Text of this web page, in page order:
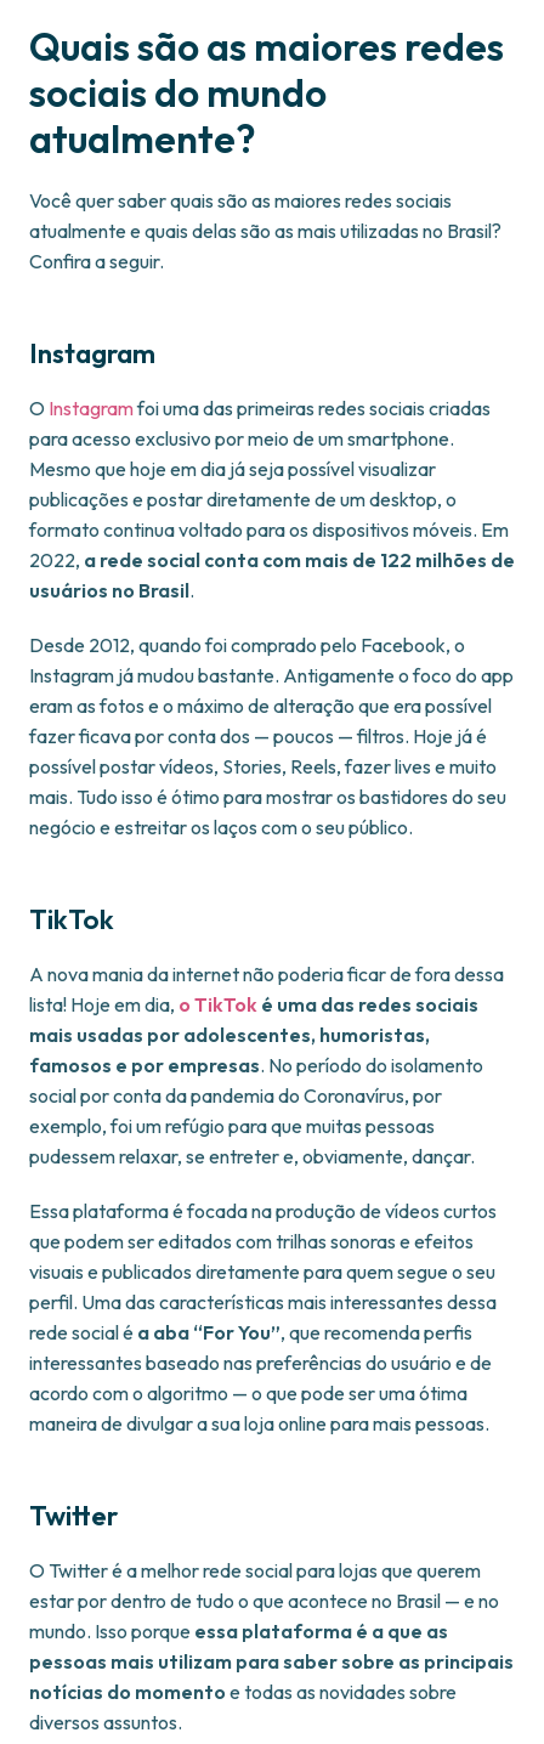
Quais são as maiores redes
sociais do mundo
atualmente?
Você quer saber quais são as maiores redes sociais
atualmente e quais delas são as mais utilizadas no Brasil?
Confira a seguir.
Instagram
O Instagramfoi uma das primeiras redes sociais criadas
para acesso exclusivo por meio de um smartphone.
Mesmo que hoje em dia já seja possível visualizar
publicações e postar diretamente de um desktop, o
formato continua voltado para os dispositivos móveis. Em
2022, a rede social conta com mais de 122 milhões de
usuários no Brasil.
Desde 2012, quando foi comprado pelo Facebook, o
Instagram já mudou bastante. Antigamente o foco do app
eram as fotos e o máximo de alteração que era possível
fazer ficava por conta dos — poucos — filtros. Hoje já é
possível postar vídeos, Stories, Reels, fazer lives e muito
mais. Tudo isso é ótimo para mostrar os bastidores do seu
negócio e estreitar os laços com o seu público.
TikTok
A nova mania da internet não poderia ficar de fora dessa
lista! Hoje em dia, o TikTok é uma das redes sociais
mais usadas por adolescentes, humoristas,
famosos e por empresas. No período do isolamento
social por conta da pandemia do Coronavírus, por
exemplo, foi um refúgio para que muitas pessoas
pudessem relaxar, se entreter e, obviamente, dançar.
Essa plataforma é focada na produção de vídeos curtos
que podem ser editados com trilhas sonoras e efeitos
visuais e publicados diretamente para quem segue o seu
perfil. Uma das características mais interessantes dessa
rede social é a aba “For You”, que recomenda perfis
interessantes baseado nas preferências do usuário e de
acordo com o algoritmo — o que pode ser uma ótima
maneira de divulgar a sua loja online para mais pessoas.
Twitter
O Twitter é a melhor rede social para lojas que querem
estar por dentro de tudo o que acontece no Brasil — e no
mundo. Isso porque essa plataforma é a que as
pessoas mais utilizam para saber sobre as principais
notícias do momento e todas as novidades sobre
diversos assuntos.